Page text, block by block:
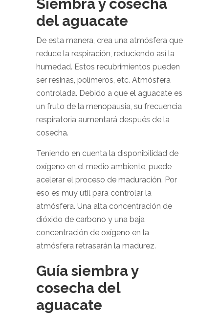
Siembra y cosecha
del aguacate
De esta manera, crea una atmósfera que
reduce la respiración, reduciendo así la
humedad. Estos recubrimientos pueden
ser resinas, polímeros, etc. Atmósfera
controlada. Debido a que el aguacate es
un fruto de la menopausia, su frecuencia
respiratoria aumentará después de la
cosecha.
Teniendo en cuenta la disponibilidad de
oxígeno en el medio ambiente, puede
acelerar el proceso de maduración. Por
eso es muy útil para controlar la
atmósfera. Una alta concentración de
dióxido de carbono y una baja
concentración de oxígeno en la
atmósfera retrasarán la madurez.
Guía siembra y
cosecha del
aguacate